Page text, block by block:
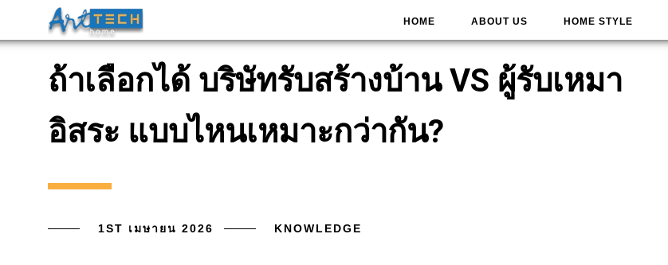
HOME ABOUT US HOME STYLE
ถ้าเลือกได้ บริษัทรับสร้างบ้าน VS ผู้รับเหมา
อิสระ แบบไหนเหมาะกว่ากัน?
1ST เมษายน 2026 KNOWLEDGE